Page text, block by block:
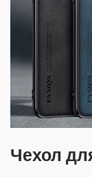
Чехол